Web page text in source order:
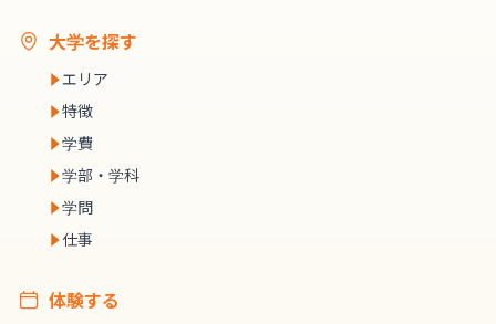
大学を探す
エリア
特徴
学費
学部・学科
学問
仕事
体験する